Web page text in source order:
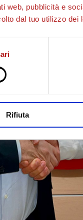
web, pubblicità e
dal tuo utilizzo dei
Rifiuta